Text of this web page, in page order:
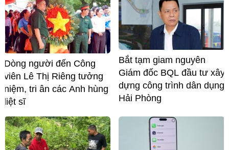
Dòng người đến Công
viên Lê Thị Riêng tưởng
niệm, tri ân các Anh hùng
liệt sĩ
Bắt tạm giam nguyên
Giám đốc BQL đầu tư xây
dựng công trình dân dụng
Hải Phòng